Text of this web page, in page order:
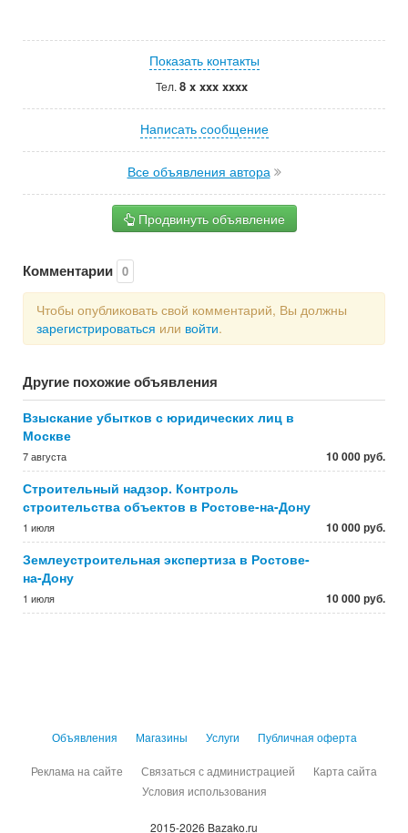
Показать контакты
Тел. 8 x xxx xxxx
Написать сообщение
Все объявления автора
Продвинуть объявление
Комментарии 0
Чтобы опубликовать свой комментарий, Вы должны
зарегистрироваться или войти.
Другие похожие объявления
Взыскание убытков с юридических лиц в
Москве
7 августа 10 000 руб.
Строительный надзор. Контроль
строительства объектов в Ростове-на-Дону
1 июля 10 000 руб.
Землеустроительная экспертиза в Ростове-
на-Дону
1 июля 10 000 руб.
Объявления Магазины Услуги Публичная оферта
Реклама на сайте Связаться с администрацией
Карта сайта
Условия использования
2015-2026 Bazako.ru